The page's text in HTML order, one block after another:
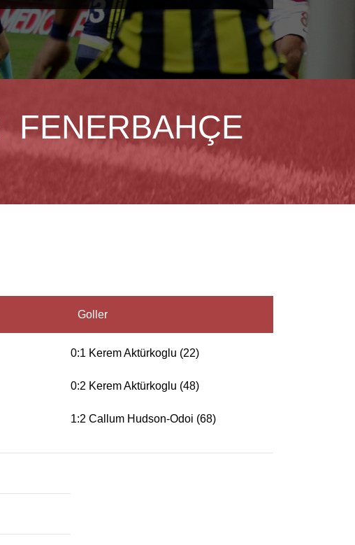
FENERBAHÇE
Goller
0:1 Kerem Aktürkoglu (22)
0:2 Kerem Aktürkoglu (48)
1:2 Callum Hudson-Odoi (68)